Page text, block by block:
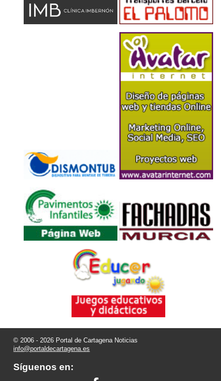
© 2006 - 2026 Portal de Cartagena Noticias
info@portaldecartagena.es
Síguenos en: